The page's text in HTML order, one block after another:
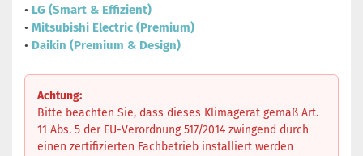
• LG (Smart & Effizient)
• Mitsubishi Electric (Premium)
• Daikin (Premium & Design)
Achtung:
Bitte beachten Sie, dass dieses Klimagerät gemäß Art.
11 Abs. 5 der EU-Verordnung 517/2014 zwingend durch
einen zertifizierten Fachbetrieb installiert werden